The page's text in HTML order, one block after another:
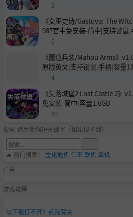
2
《女巫史诗/Gastova: The
987官中免安装-简中|支持键鼠.
0
《魔道兵装/Mahou Arms》
原版英文|支持键鼠.手柄|容量
4
《失落城堡2 Lost Castle 2》
免安装-简中|容量1.6GB
82
搜索-请尽量缩短关键字（如果搜不到）
🔥 热门搜索： 生化危机仁王 联机单机
广告
游戏教程
🚀下载打不开？点我解决